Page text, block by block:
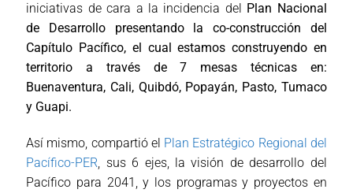
iniciativas de cara a la incidencia del Plan Nacional
de Desarrollo
presentando la co-construcción del
Capítulo Pacífico, el cual estamos construyendo en
territorio a través de 7 mesas técnicas en:
Buenaventura, Cali, Quibdó, Popayán, Pasto, Tumaco
y Guapi.
Así mismo, compartió el Plan Estratégico Regional del
Pacífico-PER, sus 6 ejes, la visión de desarrollo del
Pacífico para 2041, y los programas y proyectos en